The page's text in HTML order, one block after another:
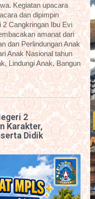
Kegiatan upacara
dan dipimpin
2 Cangkringan Ibu Evi
amanat dari
dan Perlindungan Anak
Anak Nasional tahun
Lindungi Anak, Bangun
2
Karakter,
Didik